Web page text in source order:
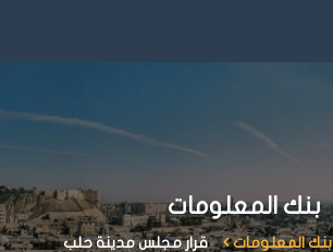
بنك المعلومات
بنك المعلومات قرار مجلس مدينة حلب